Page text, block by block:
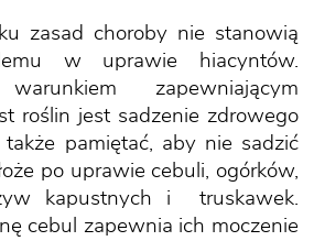
zasad choroby nie stanowią
w uprawie hiacyntów.
zapewniającym
roślin jest sadzenie zdrowego
także pamiętać, aby nie sadzić
po uprawie cebuli, ogórków,
kapustnych i truskawek.
cebul zapewnia ich moczenie